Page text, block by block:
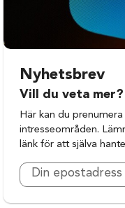
Nyhetsbrev
Vill du veta mer?
Här kan du
intresseområden.
länk för att själva